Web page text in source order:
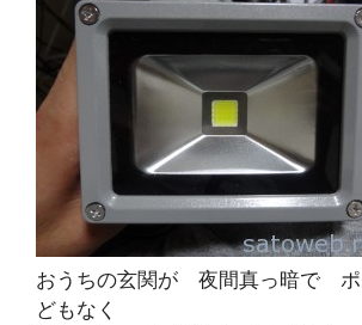
おうちの玄関が 夜間真っ暗で ポ
どもなく